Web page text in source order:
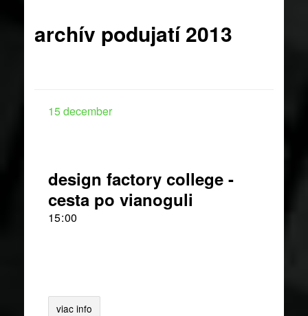
archív podujatí 2013
15december
design factory college -
cesta po vianoguli
15 00
viac info